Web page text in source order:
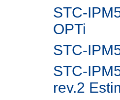
STC-
OPTi
STC-
STC-
rev.2